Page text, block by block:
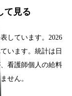
て見る
しています。2026
います。統計は日
看護師個人の給料
せん。